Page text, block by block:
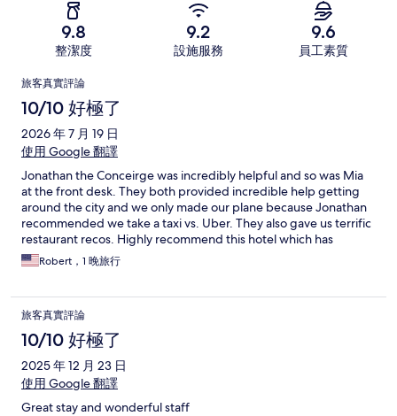
9.8
整潔度
9.2
設施服務
9.6
員工素質
評
論
旅客真實評論
10/10 好極了
2026 年 7 月 19 日
使用 Google 翻譯
Jonathan the Conceirge was incredibly helpful and so was Mia
at the front desk. They both provided incredible help getting
around the city and we only made our plane because Jonathan
recommended we take a taxi vs. Uber. They also gave us terrific
restaurant recos. Highly recommend this hotel which has
recently been renovated.
Robert，1 晚旅行
旅客真實評論
10/10 好極了
2025 年 12 月 23 日
使用 Google 翻譯
Great stay and wonderful staff